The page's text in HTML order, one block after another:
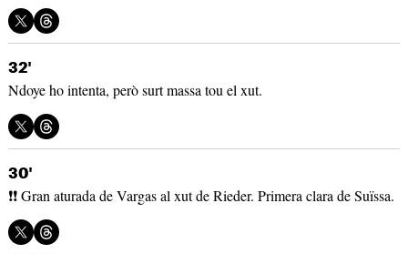
32'
Ndoye ho intenta, però surt massa tou el xut.
30'
❗❗ Gran aturada de Vargas al xut de Rieder. Primera clara de Suïssa.